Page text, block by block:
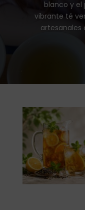
blanco y el
vibrante té
artesanales